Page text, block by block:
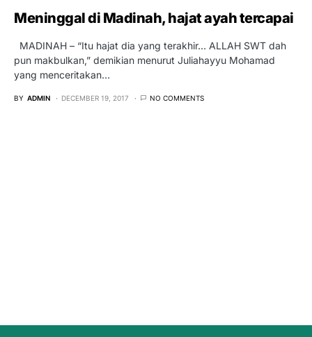
Meninggal di Madinah, hajat ayah tercapai
MADINAH – “Itu hajat dia yang terakhir… ALLAH SWT dah
pun makbulkan,” demikian menurut Juliahayyu Mohamad
yang menceritakan…
BY ADMIN DECEMBER 19, 2017 NO COMMENTS